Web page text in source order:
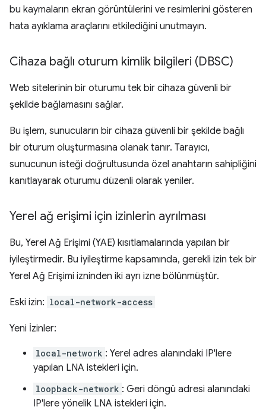
bu kaymaların ekran görüntülerini ve resimlerini gösteren
hata ayıklama araçlarını etkilediğini unutmayın.
Cihaza bağlı oturum kimlik bilgileri (DBSC)
Web sitelerinin bir oturumu tek bir cihaza güvenli bir
şekilde bağlamasını sağlar.
Bu işlem, sunucuların bir cihaza güvenli bir şekilde bağlı
bir oturum oluşturmasına olanak tanır. Tarayıcı,
sunucunun isteği doğrultusunda özel anahtarın sahipliğini
kanıtlayarak oturumu düzenli olarak yeniler.
Yerel ağ erişimi için izinlerin ayrılması
Bu, Yerel Ağ Erişimi (YAE) kısıtlamalarında yapılan bir
iyileştirmedir. Bu iyileştirme kapsamında, gerekli izin tek bir
Yerel Ağ Erişimi izninden iki ayrı izne bölünmüştür.
Eski izin: local-network-access
Yeni İzinler:
local-network : Yerel adres alanındaki IP'lere
yapılan LNA istekleri için.
loopback-network : Geri döngü adresi alanındaki
IP'lere yönelik LNA istekleri için.